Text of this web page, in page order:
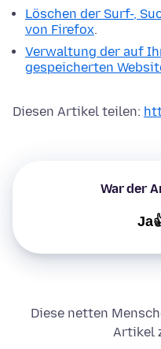
Löschen der Surf-,
von Firefox.
Verwaltung der auf
gespeicherten
Diesen Artikel teilen:
War der
Diese netten
Artikel